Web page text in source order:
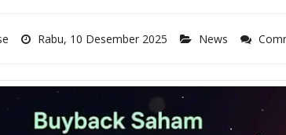
Rabu, 10 Desember 2025 News